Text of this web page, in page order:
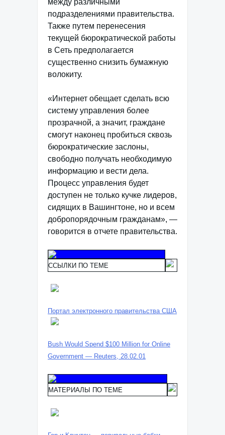
между различными
подразделениями правительства.
Также путем перенесения
текущей бюрократической работы
в Сеть предполагается
существенно снизить бумажную
волокиту.
«Интернет обещает сделать всю
систему управления более
прозрачной, а значит, граждане
смогут наконец пробиться сквозь
бюрократические заслоны,
свободно получать необходимую
информацию и вести дела.
Процесс управления будет
доступен не только кучке лидеров,
сидящих в Вашингтоне, но и всем
добропорядочным гражданам», —
говорится в отчете правительства.
ССЫЛКИ ПО ТЕМЕ
Портал электронного правительства США
Bush Would Spend $100 Million for Online
Government — Reuters, 28.02.01
МАТЕРИАЛЫ ПО ТЕМЕ